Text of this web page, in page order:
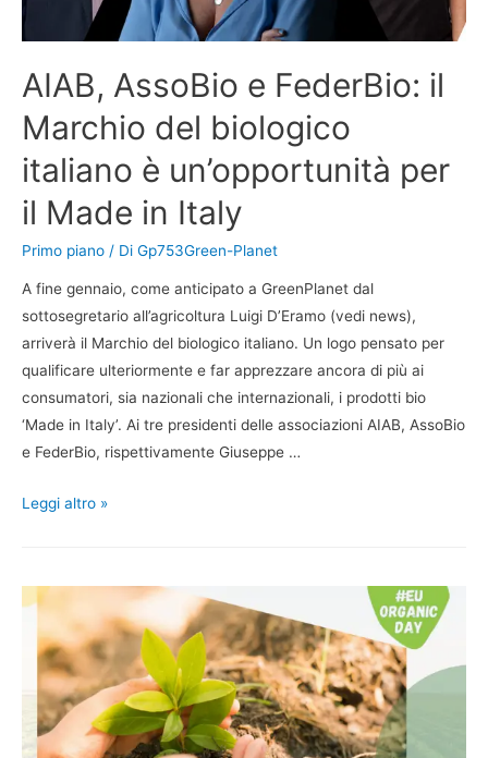
AIAB, AssoBio e FederBio: il
Marchio del biologico
italiano è un’opportunità per
il Made in Italy
Primo piano / Di Gp753Green-Planet
A fine gennaio, come anticipato a GreenPlanet dal
sottosegretario all’agricoltura Luigi D’Eramo (vedi news),
arriverà il Marchio del biologico italiano. Un logo pensato per
qualificare ulteriormente e far apprezzare ancora di più ai
consumatori, sia nazionali che internazionali, i prodotti bio
‘Made in Italy’. Ai tre presidenti delle associazioni AIAB, AssoBio
e FederBio, rispettivamente Giuseppe …
Leggi altro »